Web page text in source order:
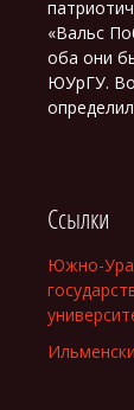
«Вальс
оба они
ЮУрГУ.
Ссылки
Южно-